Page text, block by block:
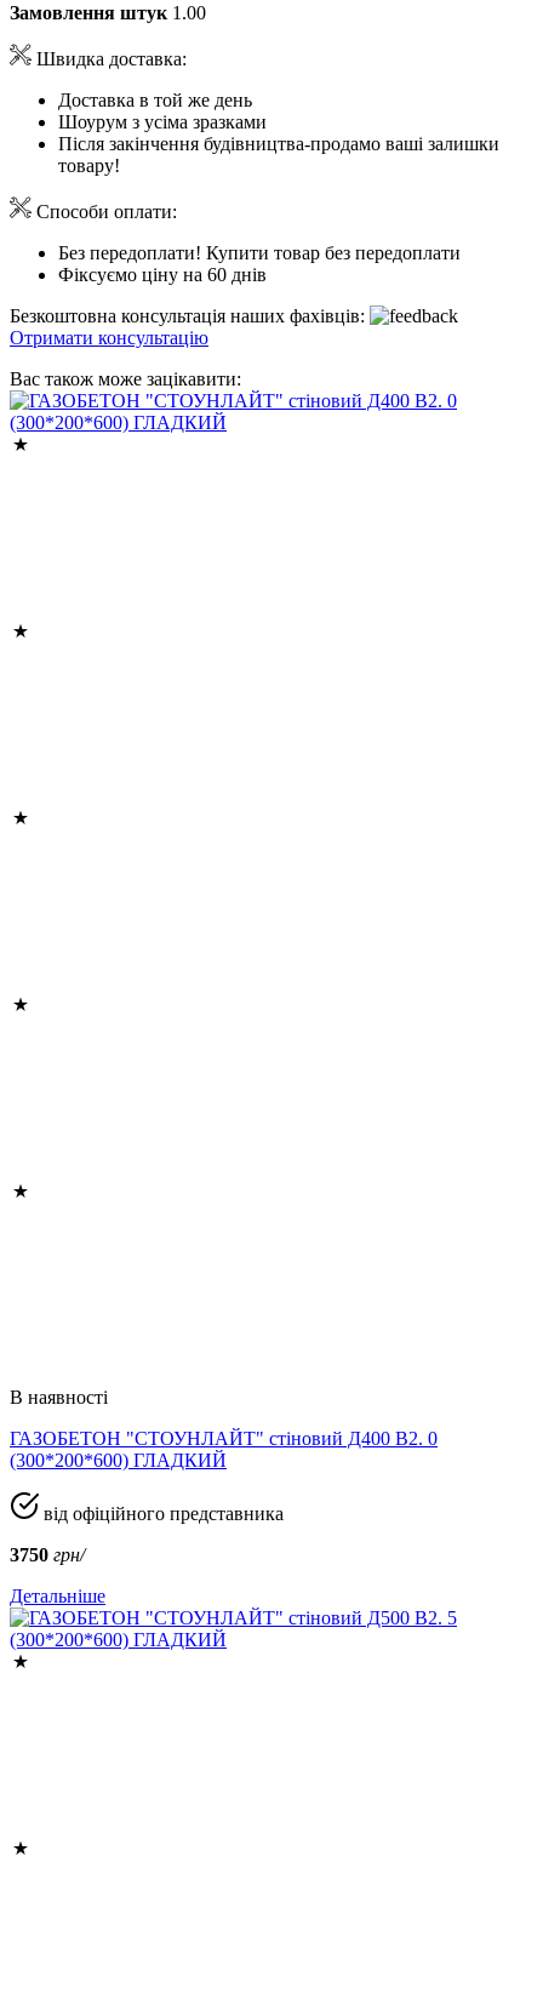
Замовлення штук 1.00
Швидка доставка:
Доставка в той же день
Шоурум з усіма зразками
Після закінчення будівництва-продамо ваші залишки
товару!
Способи оплати:
Без передоплати! Купити товар без передоплати
Фіксуємо ціну на 60 днів
Безкоштовна консультація наших фахівців:
Отримати консультацію
Вас також може зацікавити:
В наявності
ГАЗОБЕТОН "СТОУНЛАЙТ" стіновий Д400 В2. 0
(300*200*600) ГЛАДКИЙ
від офіційного представника
3750 грн/
Детальніше